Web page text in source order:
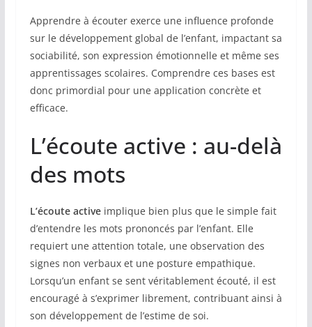
Apprendre à écouter exerce une influence profonde
sur le développement global de l’enfant, impactant sa
sociabilité, son expression émotionnelle et même ses
apprentissages scolaires. Comprendre ces bases est
donc primordial pour une application concrète et
efficace.
L’écoute active : au-delà
des mots
L’écoute activeimplique bien plus que le simple fait
d’entendre les mots prononcés par l’enfant. Elle
requiert une attention totale, une observation des
signes non verbaux et une posture empathique.
Lorsqu’un enfant se sent véritablement écouté, il est
encouragé à s’exprimer librement, contribuant ainsi à
son développement de l’estime de soi.